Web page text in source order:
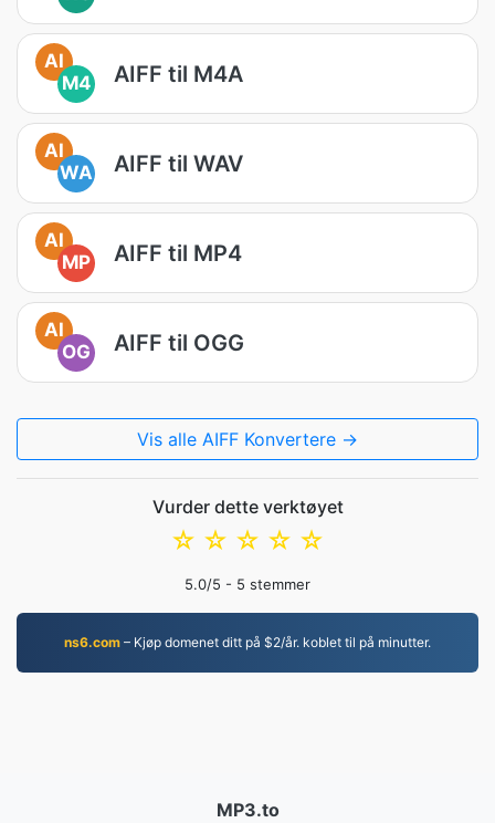
AI
M4
AIFF til M4A
AI
WA
AIFF til WAV
AI
MP
AIFF til MP4
AI
OG
AIFF til OGG
Vis alle AIFF Konvertere →
Vurder dette verktøyet
☆
☆
☆
☆
☆
5.0/5 - 5 stemmer
ns6.com – Kjøp domenet ditt på $2/år. koblet til på minutter.
MP3.to